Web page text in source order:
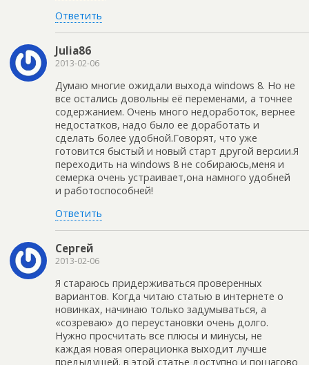
Ответить
Julia86
2013-02-06
Думаю многие ожидали выхода windows 8. Но не
все остались довольны её переменами, а точнее
содержанием. Очень много недоработок, вернее
недостатков, надо было ее доработать и
сделать более удобной.Говорят, что уже
готовится быстый и новый старт другой версии.Я
переходить на windows 8 не собираюсь,меня и
семерка очень устраивает,она намного удобней
и работоспособней!
Ответить
Сергей
2013-02-06
Я стараюсь придерживаться проверенных
вариантов. Когда читаю статью в интернете о
новинках, начинаю только задумываться, а
«созреваю» до переустановки очень долго.
Нужно просчитать все плюсы и минусы, не
каждая новая операционка выходит лучше
предыдущей. в этой статье доступно и пошагово